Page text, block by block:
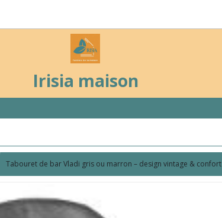
Irisia maison
Tabouret de bar Vladi gris ou marron – design vintage & confort